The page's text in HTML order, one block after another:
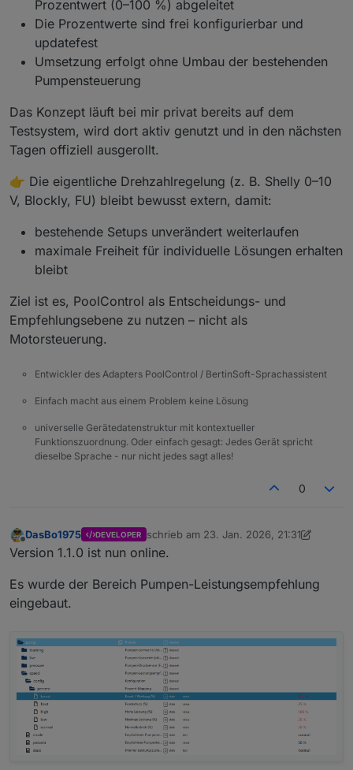
Prozentwert (0–100 %) abgeleitet
Die Prozentwerte sind frei konfigurierbar und
updatefest
Umsetzung erfolgt ohne Umbau der bestehenden
Pumpensteuerung
Das Konzept läuft bei mir privat bereits auf dem
Testsystem, wird dort aktiv genutzt und in den nächsten
Tagen offiziell ausgerollt.
👉 Die eigentliche Drehzahlregelung (z. B. Shelly 0–10
V, Blockly, FU) bleibt bewusst extern, damit:
bestehende Setups unverändert weiterlaufen
maximale Freiheit für individuelle Lösungen erhalten
bleibt
Ziel ist es, PoolControl als Entscheidungs- und
Empfehlungsebene zu nutzen – nicht als
Motorsteuerung.
Entwickler des Adapters PoolControl / BertinSoft-Sprachassistent
Einfach macht aus einem Problem keine Lösung
universelle Gerätedatenstruktur mit kontextueller
Funktionszuordnung. Oder einfach gesagt: Jedes Gerät spricht
dieselbe Sprache - nur nicht jedes sagt alles!
0
Offline
DasBo1975 DEVELOPER schrieb am 23. Jan. 2026, 21:31
zuletzt editiert von DasBo1975
Version 1.1.0 ist nun online.
Es wurde der Bereich Pumpen-Leistungsempfehlung
eingebaut.